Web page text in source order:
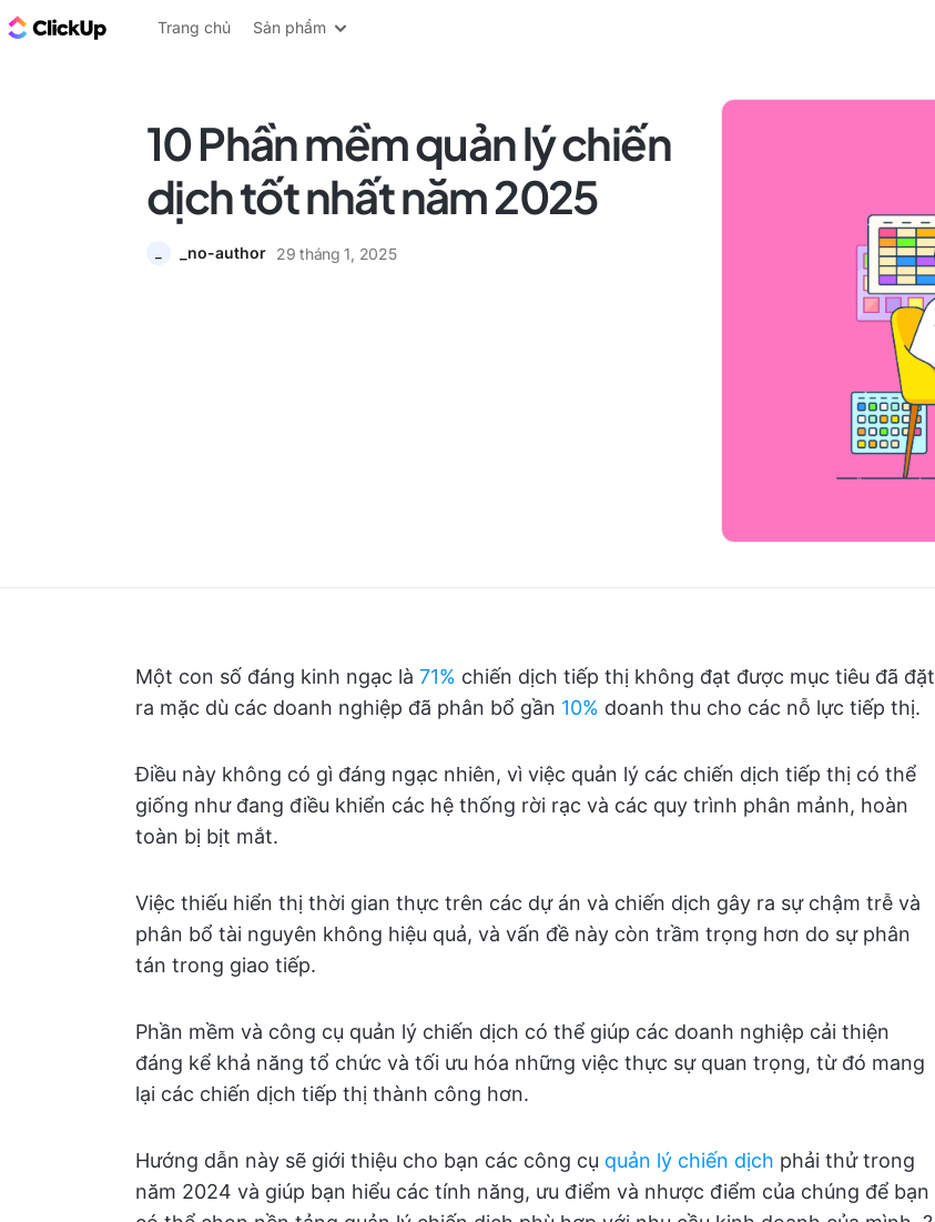
ClickUp Blog
Trang chủ Sản phẩm
10 Phần mềm quản lý chiến
dịch tốt nhất năm 2025
_no-author 29 tháng 1, 2025
Một con số đáng kinh ngạc là 71% chiến dịch tiếp thị không đạt được mục tiêu đã đặt
ra mặc dù các doanh nghiệp đã phân bổ gần 10% doanh thu cho các nỗ lực tiếp thị.
Điều này không có gì đáng ngạc nhiên, vì việc quản lý các chiến dịch tiếp thị có thể
giống như đang điều khiển các hệ thống rời rạc và các quy trình phân mảnh, hoàn
toàn bị bịt mắt.
Việc thiếu hiển thị thời gian thực trên các dự án và chiến dịch gây ra sự chậm trễ và
phân bổ tài nguyên không hiệu quả, và vấn đề này còn trầm trọng hơn do sự phân
tán trong giao tiếp.
Phần mềm và công cụ quản lý chiến dịch có thể giúp các doanh nghiệp cải thiện
đáng kể khả năng tổ chức và tối ưu hóa những việc thực sự quan trọng, từ đó mang
lại các chiến dịch tiếp thị thành công hơn.
Hướng dẫn này sẽ giới thiệu cho bạn các công cụ quản lý chiến dịch phải thử trong
năm 2024 và giúp bạn hiểu các tính năng, ưu điểm và nhược điểm của chúng để bạn